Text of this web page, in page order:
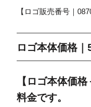
【ロゴ販売番号｜
ロゴ本体価格｜
【ロゴ本体価
料金です。